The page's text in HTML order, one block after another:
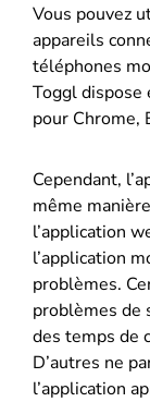
Vous pouvez
appareils
téléphones
Toggl dispose
pour Chrome,
Cependant,
même
l’application
l’application
problèmes.
problèmes de
des temps de
D’autres ne
l’application